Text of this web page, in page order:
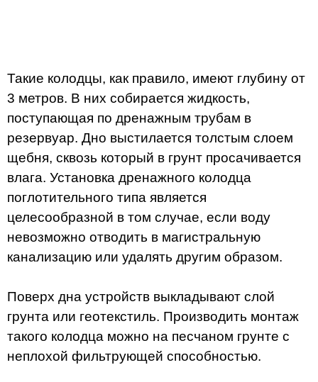
Такие колодцы, как правило, имеют глубину от
3 метров. В них собирается жидкость,
поступающая по дренажным трубам в
резервуар. Дно выстилается толстым слоем
щебня, сквозь который в грунт просачивается
влага. Установка дренажного колодца
поглотительного типа является
целесообразной в том случае, если воду
невозможно отводить в магистральную
канализацию или удалять другим образом.
Поверх дна устройств выкладывают слой
грунта или геотекстиль. Производить монтаж
такого колодца можно на песчаном грунте с
неплохой фильтрующей способностью.